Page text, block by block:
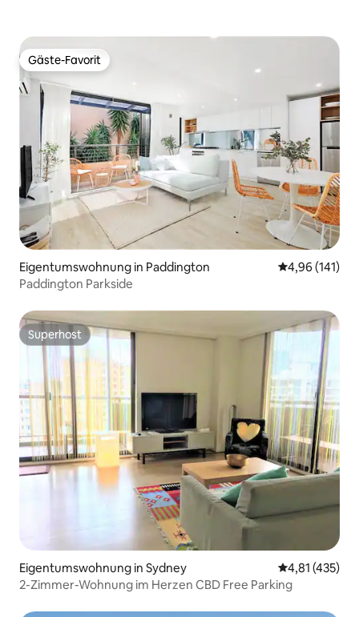
Gäste-Favorit
Gäste-Favorit
Eigentumswohnung in Paddington
4,96 (141)
Paddington Parkside
Superhost
Superhost
Eigentumswohnung in Sydney
4,81 (435)
2-Zimmer-Wohnung im Herzen CBD Free Parking